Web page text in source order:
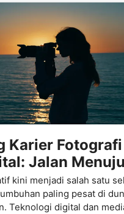
Karier
Jalan Menuju
Bisnis Kreatif
kini menjadi salah satu
paling pesat di
Teknologi digital dan